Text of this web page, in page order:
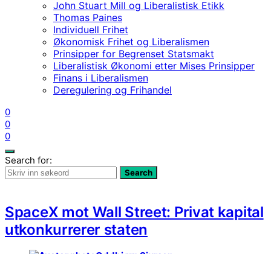
John Stuart Mill og Liberalistisk Etikk
Thomas Paines
Individuell Frihet
Økonomisk Frihet og Liberalismen
Prinsipper for Begrenset Statsmakt
Liberalistisk Økonomi etter Mises Prinsipper
Finans i Liberalismen
Deregulering og Frihandel
0
0
0
Search for:
Search
SpaceX mot Wall Street: Privat kapital
utkonkurrerer staten